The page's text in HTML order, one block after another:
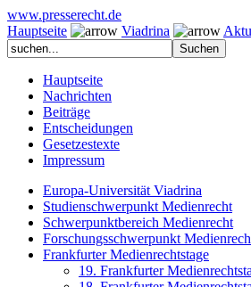
www.presserecht.de
Hauptseite
Viadrina
Hauptseite
Nachrichten
Beiträge
Entscheidungen
Gesetzestexte
Impressum
Europa-Universität Viadrina
Studienschwerpunkt Medienrecht
Schwerpunktbereich Medienrecht
Forschungsschwerpunkt
Frankfurter Medienrechtstage
19. Frankfurter